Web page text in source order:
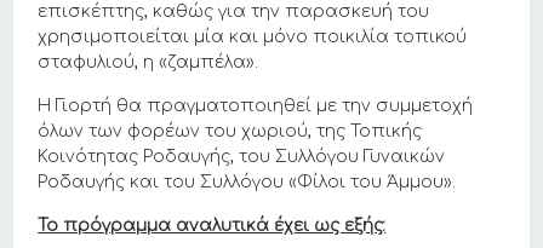
επισκέπτης, καθώς για την παρασκευή του
χρησιμοποιείται μία και μόνο ποικιλία τοπικού
σταφυλιού, η «ζαμπέλα».
Η Γιορτή θα πραγματοποιηθεί με την συμμετοχή
όλων των φορέων του χωριού, της Τοπικής
Κοινότητας Ροδαυγής, του Συλλόγου Γυναικών
Ροδαυγής και του Συλλόγου «Φίλοι του Άμμου».
Το πρόγραμμα αναλυτικά έχει ως εξής: